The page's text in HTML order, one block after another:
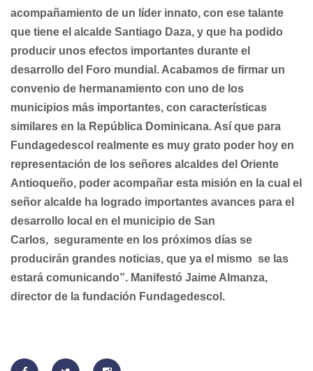
acompañamiento de un líder innato, con ese talante
que tiene el alcalde Santiago Daza, y que ha podido
producir unos efectos importantes durante el
desarrollo del Foro mundial. Acabamos de firmar un
convenio de hermanamiento con uno de los
municipios más importantes, con características
similares en la República Dominicana. Así que para
Fundagedescol realmente es muy grato poder hoy en
representación de los señores alcaldes del Oriente
Antioqueño, poder acompañar esta misión en la cual el
señor alcalde ha logrado importantes avances para el
desarrollo local en el municipio de San
Carlos, seguramente en los próximos días se
producirán grandes noticias, que ya el mismo se las
estará comunicando”. Manifestó Jaime Almanza,
director de la fundación Fundagedescol.